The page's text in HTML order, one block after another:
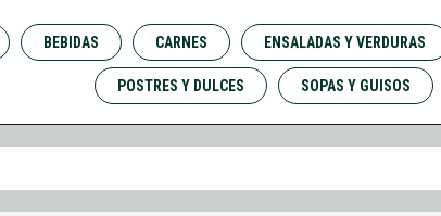
BEBIDAS CARNES ENSALADAS Y VERDURAS
POSTRES Y DULCES SOPAS Y GUISOS